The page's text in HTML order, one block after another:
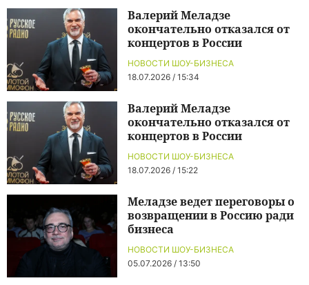
НОВОСТИ ШОУ-БИЗНЕСА
18.07.2026 / 15:34
Валерий Меладзе
окончательно отказался от
концертов в России
НОВОСТИ ШОУ-БИЗНЕСА
18.07.2026 / 15:22
Валерий Меладзе
окончательно отказался от
концертов в России
НОВОСТИ ШОУ-БИЗНЕСА
05.07.2026 / 13:50
Меладзе ведет переговоры о
возвращении в Россию ради
бизнеса